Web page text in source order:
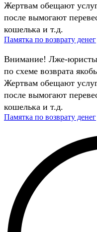
Жертвам обещают
после вымогают
кошелька и т.д.
Памятка по возврату денег
Внимание! Лже-юристы
по схеме возврата
Жертвам обещают
после вымогают
кошелька и т.д.
Памятка по возврату денег